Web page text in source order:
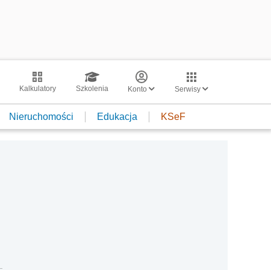
Kalkulatory Szkolenia Konto Serwisy
Nieruchomości Edukacja KSeF